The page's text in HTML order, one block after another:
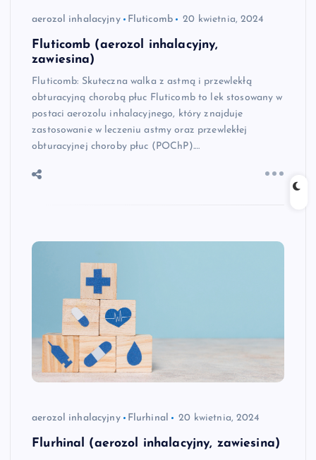
aerozol inhalacyjny Fluticomb 20 kwietnia, 2024
Fluticomb (aerozol inhalacyjny,
zawiesina)
Fluticomb: Skuteczna walka z astmą i przewlekłą
obturacyjną chorobą płuc Fluticomb to lek stosowany w
postaci aerozolu inhalacyjnego, który znajduje
zastosowanie w leczeniu astmy oraz przewlekłej
obturacyjnej choroby płuc (POChP).…
aerozol inhalacyjny Flurhinal 20 kwietnia, 2024
Flurhinal (aerozol inhalacyjny, zawiesina)